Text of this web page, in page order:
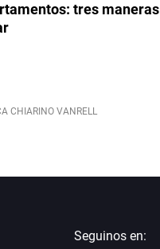
tres maneras
CHIARINO VANRELL
Seguinos en: